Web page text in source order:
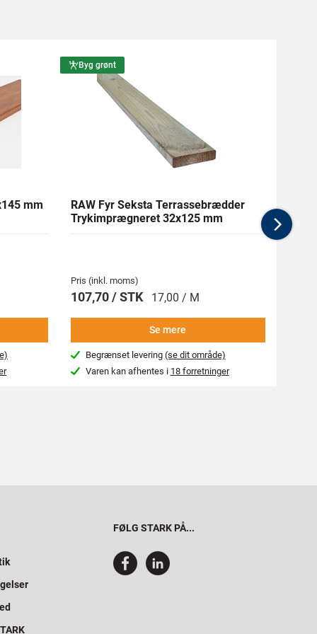
mm
Byg grønt
RAW Fyr Seksta Terrassebrædder
Trykimprægneret 32x125 mm
Pris (inkl. moms)
107,70 / STK 17,00 / M
Se mere
Begrænset levering (se dit område)
Varen kan afhentes i 18 forretninger
mm
FØLG STARK PÅ...